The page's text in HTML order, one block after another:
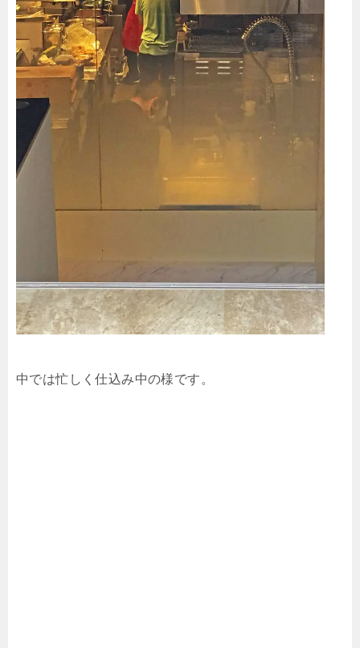
中では忙しく仕込み中の様です。